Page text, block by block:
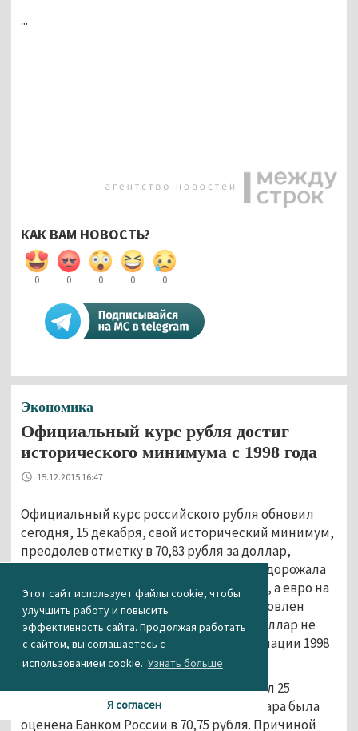
Этот сайт использует файлы cookie, чтобы
улучшить работу и повысить
эффективность сайта. Продолжая работать
с сайтом, вы соглашаетесь с
использованием cookie. Узнать больше
Я согласен
...
КАК ВАМ НОВОСТЬ?
0 0 0 0 0
Экономика
Официальный курс рубля достиг
исторического минимума с 1998 года
15.12.2015 16:47
Официальный курс российского рубля обновил
сегодня, 15 декабря, свой исторический минимум,
преодолев отметку в 70,83 рубля за доллар,
сообщает РБК. Американская валюта подорожала
по отношению к рублю на 60,51 копейки, а евро на
1,26 рубля – на 16 декабря его курс установлен
Центробанком на уровне 78,23 рубля. Доллар не
стоил так дорого ни разу после деноминации 1998
года.
Последний рекорд курс рубля установил 25
августа 2015 года, когда стоимость доллара была
оценена Банком России в 70,75 рубля. Причиной